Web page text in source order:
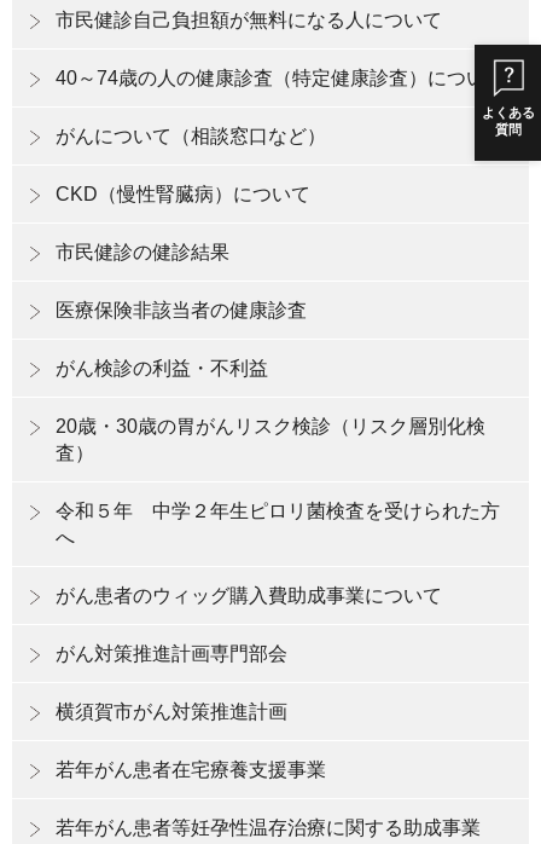
よくある
質問
市民健診自己負担額が無料になる人について
40～74歳の人の健康診査（特定健康診査）について
がんについて（相談窓口など）
CKD（慢性腎臓病）について
市民健診の健診結果
医療保険非該当者の健康診査
がん検診の利益・不利益
20歳・30歳の胃がんリスク検診（リスク層別化検
査）
令和５年 中学２年生ピロリ菌検査を受けられた方
へ
がん患者のウィッグ購入費助成事業について
がん対策推進計画専門部会
横須賀市がん対策推進計画
若年がん患者在宅療養支援事業
若年がん患者等妊孕性温存治療に関する助成事業